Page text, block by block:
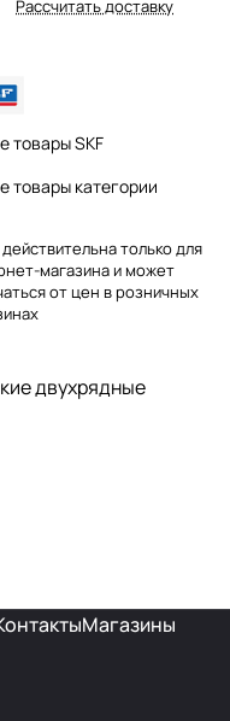
Рассчитать доставку
товары SKF
товары категории
только для
магазина и может
от цен в розничных
двухрядные
Магазины